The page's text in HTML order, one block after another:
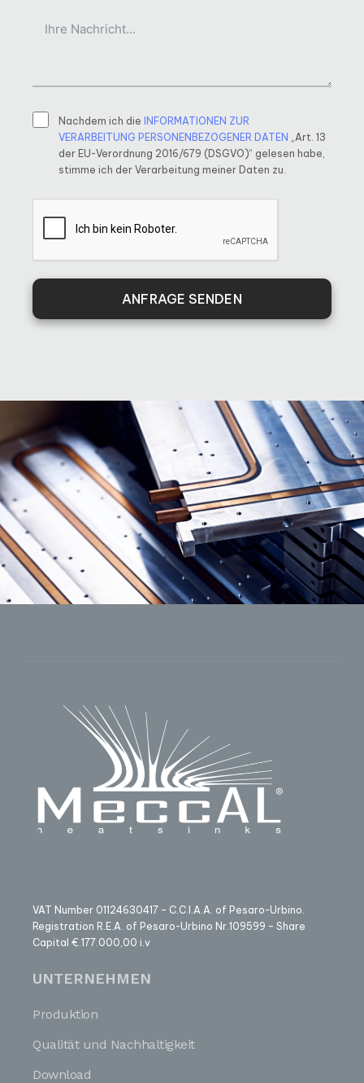
Nachdem ich die INFORMATIONEN ZUR
VERARBEITUNG PERSONENBEZOGENER DATEN „Art. 13
der EU-Verordnung 2016/679 (DSGVO)“ gelesen habe,
stimme ich der Verarbeitung meiner Daten zu.
ANFRAGE SENDEN
VAT Number 01124630417 – C.C.I.A.A. of Pesaro-Urbino.
Registration R.E.A. of Pesaro-Urbino Nr.109599 – Share
Capital €.177.000,00 i.v
UNTERNEHMEN
Produktion
Qualität und Nachhaltigkeit
Download